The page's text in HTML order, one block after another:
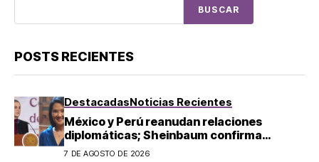
BUSCAR
POSTS RECIENTES
DestacadasNoticias Recientes
México y Perú reanudan relaciones
diplomáticas; Sheinbaum confirma
llegada de Betssy Chávez al país
7 DE AGOSTO DE 2026